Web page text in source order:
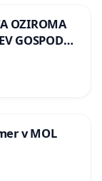
OZIROMA
GOSPODA
v MOL